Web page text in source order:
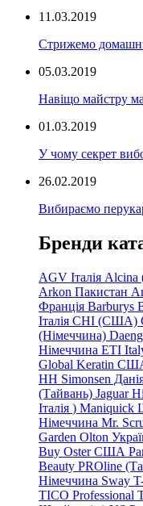
11.03.2019
Стрижемо
05.03.2019
Навіщо майстру
01.03.2019
У чому секрет
26.02.2019
Вибираємо
Бренди
AGV Італія Alcina
Arkon Пакистан
Франція Barburys
Італія CHI (США)
(Німеччина) Daeng
Німеччина ETI
Global Keratin
HH Simonsen
(Тайвань) Jaguar
Італія ) Maniquick
Німеччина Mr.
Garden Olton
Buy Oster США
Beauty PROline
Німеччина Sway
TICO Professional